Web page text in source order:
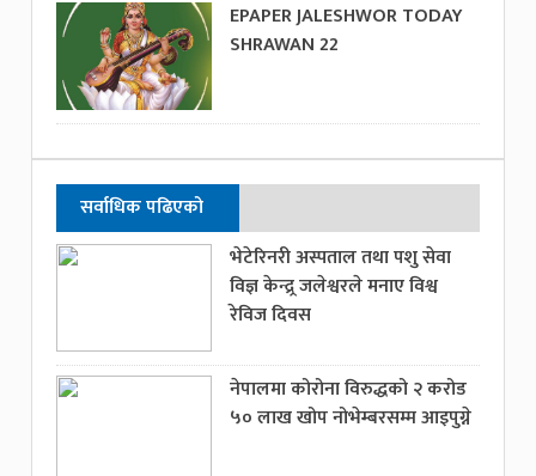
EPAPER JALESHWOR TODAY
SHRAWAN 22
सर्वाधिक पढिएको
भेटेरिनरी अस्पताल तथा पशु सेवा
विज्ञ केन्द्र्र जलेश्वरले मनाए विश्व
रेविज दिवस
नेपालमा कोरोना विरुद्धको २ करोड
५० लाख खोप नोभेम्बरसम्म आइपुग्ने